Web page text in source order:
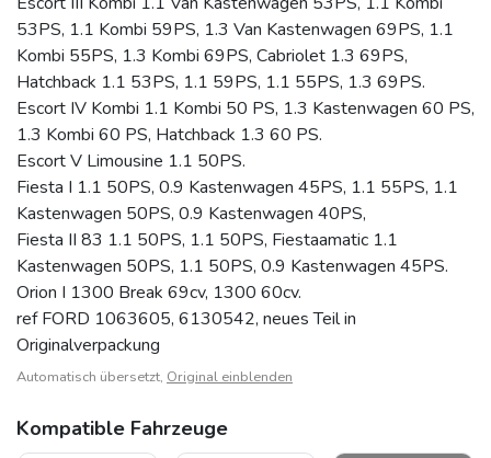
53PS, 1.1 Kombi 59PS, 1.3 Van Kastenwagen 69PS, 1.1
Kombi 55PS, 1.3 Kombi 69PS, Cabriolet 1.3 69PS,
Hatchback 1.1 53PS, 1.1 59PS, 1.1 55PS, 1.3 69PS.
Escort IV Kombi 1.1 Kombi 50 PS, 1.3 Kastenwagen 60 PS,
1.3 Kombi 60 PS, Hatchback 1.3 60 PS.
Escort V Limousine 1.1 50PS.
Fiesta I 1.1 50PS, 0.9 Kastenwagen 45PS, 1.1 55PS, 1.1
Kastenwagen 50PS, 0.9 Kastenwagen 40PS,
Fiesta II 83 1.1 50PS, 1.1 50PS, Fiestaamatic 1.1
Kastenwagen 50PS, 1.1 50PS, 0.9 Kastenwagen 45PS.
Orion I 1300 Break 69cv, 1300 60cv.
ref FORD 1063605, 6130542, neues Teil in
Originalverpackung
Automatisch übersetzt, Original einblenden
Kompatible Fahrzeuge